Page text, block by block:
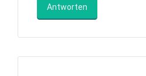
Antworten